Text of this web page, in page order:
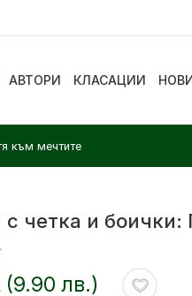
АВТОРИ КЛАСАЦИИ
към мечтите
с четка и
(9.90 лв.)